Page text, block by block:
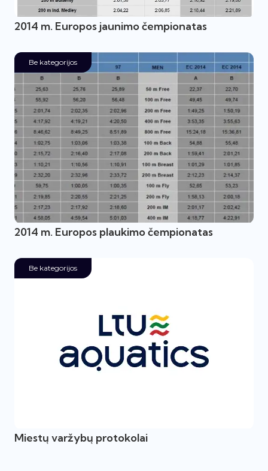
2014 m. Europos jaunimo čempionatas
Be kategorijos
2014 m. Europos plaukimo čempionatas
Be kategorijos
Miestų varžybų protokolai